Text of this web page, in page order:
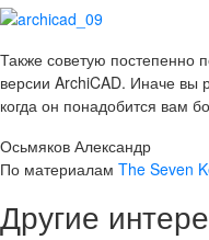
Также советую постепенно
версии ArchiCAD. Иначе вы
когда он понадобится вам
Осьмяков Александр
По материалам The Seven
Другие